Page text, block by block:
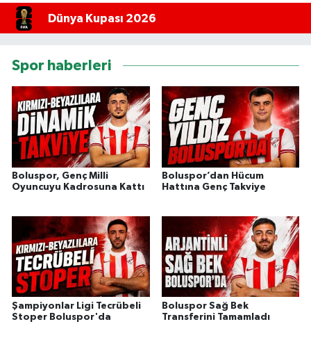
Dünya Kupası 2026
Spor haberleri
Boluspor, Genç Milli
Oyuncuyu Kadrosuna Kattı
Boluspor’dan Hücum
Hattına Genç Takviye
Şampiyonlar Ligi Tecrübeli
Stoper Boluspor'da
Boluspor Sağ Bek
Transferini Tamamladı